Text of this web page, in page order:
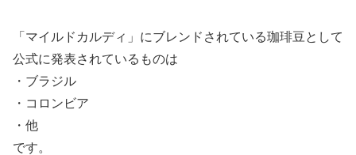
「マイルドカルディ」にブレンドされている珈琲豆として
公式に発表されているものは
・ブラジル
・コロンビア
・他
です。